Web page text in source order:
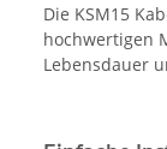
Die KSM15
hochwertigen
Lebensdauer